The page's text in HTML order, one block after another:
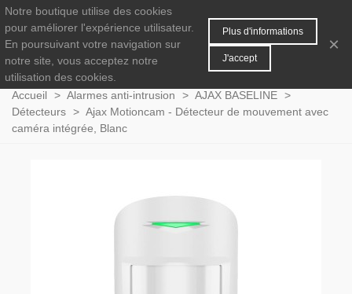
0 MENU
Accueil > Alarmes anti-intrusion > AJAX BASELINE >
Détecteurs > Ajax Motioncam - Détecteur de mouvement avec
caméra intégrée, Blanc
Notre boutique utilise des cookies
pour améliorer l'expérience utilisateur.
En poursuivant votre navigation sur
notre site, vous acceptez notre
utilisation des cookies.
Plus d'informations
J'accept
×